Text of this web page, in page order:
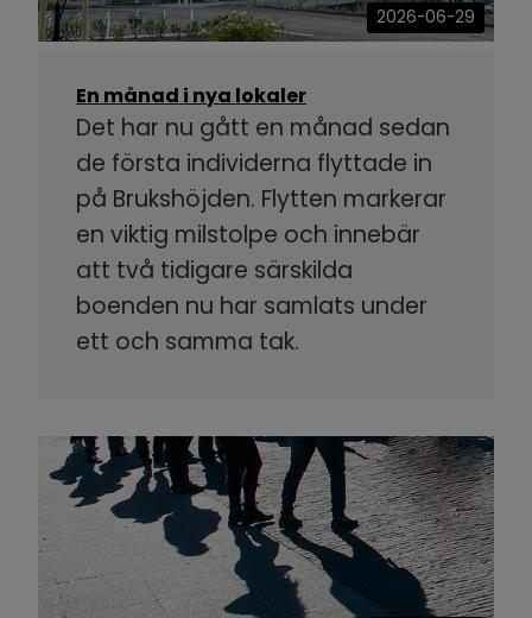
2026-06-29
En månad i nya lokaler
Det har nu gått en månad sedan
de första individerna flyttade in
på Brukshöjden. Flytten markerar
en viktig milstolpe och innebär
att två tidigare särskilda
boenden nu har samlats under
ett och samma tak.